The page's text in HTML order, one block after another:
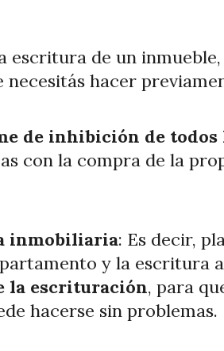
de un
hacer
de inhibición de
con la compra de la
inmobiliaria: Es decir,
y la escritura
la escrituración, para
hacerse sin problemas.